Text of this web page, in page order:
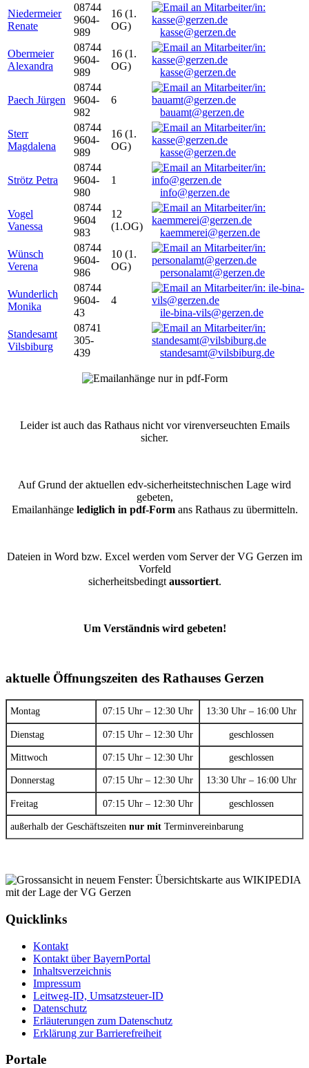
Niedermeier
Renate
08744
9604-
989
16 (1.
OG)
kasse@gerzen.de
Obermeier
Alexandra
08744
9604-
989
16 (1.
OG)
kasse@gerzen.de
Paech Jürgen
08744
9604-
982
6
bauamt@gerzen.de
Sterr
Magdalena
08744
9604-
989
16 (1.
OG)
kasse@gerzen.de
Strötz Petra
08744
9604-
980
1
info@gerzen.de
Vogel
Vanessa
08744
9604
983
12
(1.OG)
kaemmerei@gerzen.de
Wünsch
Verena
08744
9604-
986
10 (1.
OG)
personalamt@gerzen.de
Wunderlich
Monika
08744
9604-
43
4
ile-bina-vils@gerzen.de
Standesamt
Vilsbiburg
08741
305-
439
standesamt@vilsbiburg.de
Leider ist auch das Rathaus nicht vor virenverseuchten Emails
sicher.
Auf Grund der aktuellen edv-sicherheitstechnischen Lage wird
gebeten,
Emailanhänge lediglich in pdf-Formans Rathaus zu übermitteln.
Dateien in Word bzw. Excel werden vom Server der VG Gerzen im
Vorfeld
sicherheitsbedingt aussortiert.
Um Verständnis wird gebeten!
aktuelle Öffnungszeiten des Rathauses Gerzen
Montag 07:15 Uhr – 12:30 Uhr 13:30 Uhr – 16:00 Uhr
Dienstag 07:15 Uhr – 12:30 Uhr geschlossen
Mittwoch 07:15 Uhr – 12:30 Uhr geschlossen
Donnerstag 07:15 Uhr – 12:30 Uhr 13:30 Uhr – 16:00 Uhr
Freitag 07:15 Uhr – 12:30 Uhr geschlossen
außerhalb der Geschäftszeiten nur mit Terminvereinbarung
Quicklinks
Kontakt
Kontakt über BayernPortal
Inhaltsverzeichnis
Impressum
Leitweg-ID, Umsatzsteuer-ID
Datenschutz
Erläuterungen zum Datenschutz
Erklärung zur Barrierefreiheit
Portale